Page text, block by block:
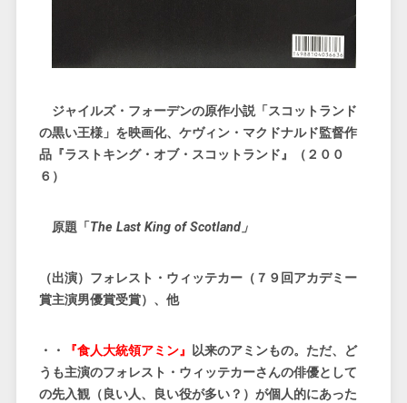
ジャイルズ・フォーデンの原作小説「スコットランド
の黒い王様」を映画化、ケヴィン・マクドナルド監督作
品『ラストキング・オブ・スコットランド』（２００
６）
原題「 The Last King of Scotland」
（出演）フォレスト・ウィッテカー（７９回アカデミー
賞主演男優賞受賞）、他
・・ 『食人大統領アミン』 以来のアミンもの。ただ、ど
うも主演のフォレスト・ウィッテカーさんの俳優として
の先入観（良い人、良い役が多い？）が個人的にあった